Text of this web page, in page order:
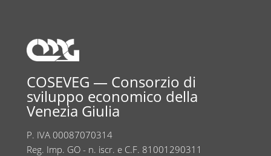
COSEVEG — Consorzio di
sviluppo economico della
Venezia Giulia
P. IVA 00087070314
Reg. Imp. GO - n. iscr. e C.F. 81001290311